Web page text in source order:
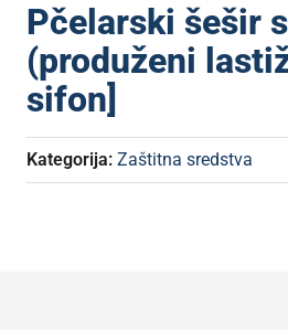
Pčelarski šešir
(produženi
sifon]
Kategorija: Zaštitna sredstva